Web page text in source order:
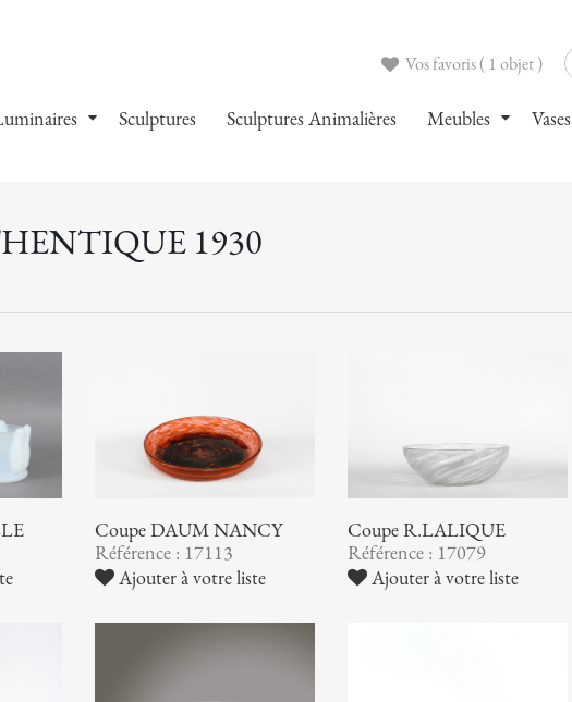
Vos favoris ( 1 objet )
Sculptures Sculptures Animalières Meubles Vases
1930
Coupe DAUM NANCY
Référence : 17113
Ajouter à votre liste
Coupe R.LALIQUE
Référence : 17079
Ajouter à votre liste